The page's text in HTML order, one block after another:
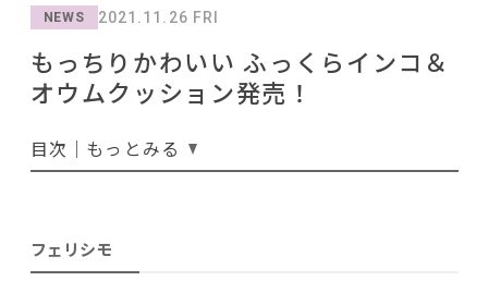
#岡崎製材#おすすめ
#2022 春ドラマ #MoMA
#インダストリアルスタイル #田中みな実 #IDÉE#コメリ
#テレワーク#フェリシモ#2022 秋ドラマ
COPYRIGHT © AZSQUARE. ALL RIGHTS RESERVED
NEWS 2021.11.26 FRI
もっちりかわいい ふっくらインコ＆
オウムクッション発売！
目次｜もっとみる
フェリシモ